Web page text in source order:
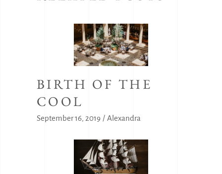
BIRTH OF THE
COOL
September 16, 2019 Alexandra